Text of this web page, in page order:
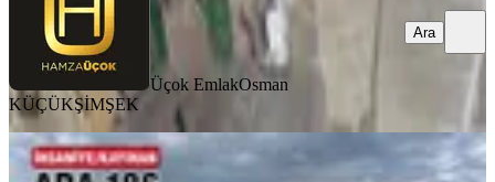
Üçok EmlakOsman
KÜÇÜKŞİMŞEK
Ara
Afyon İhsaniye Kayıhanda Satılık